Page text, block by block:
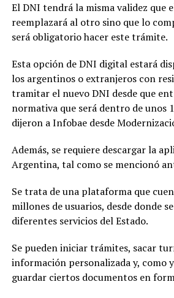
El DNI tendrá la misma validez que
reemplazará al otro sino que lo
será obligatorio hacer este trámite.
Esta opción de DNI digital estará
los argentinos o extranjeros con
tramitar el nuevo DNI desde que
normativa que será dentro de unos
dijeron a Infobae desde
Además, se requiere descargar la
Argentina, tal como se mencionó
Se trata de una plataforma que
millones de usuarios, desde donde
diferentes servicios del Estado.
Se pueden iniciar trámites, sacar
información personalizada y, como
guardar ciertos documentos en